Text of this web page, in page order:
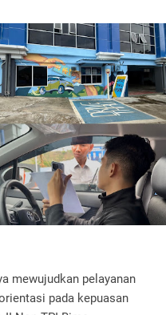
mewujudkan pelayanan
pada kepuasan